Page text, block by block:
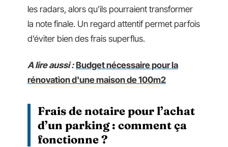
les radars, alors qu’ils pourraient transformer
la note finale. Un regard attentif permet parfois
d’éviter bien des frais superflus.
A lire aussi : Budget nécessaire pour la
rénovation d'une maison de 100m2
Frais de notaire pour l’achat
d’un parking : comment ça
fonctionne ?